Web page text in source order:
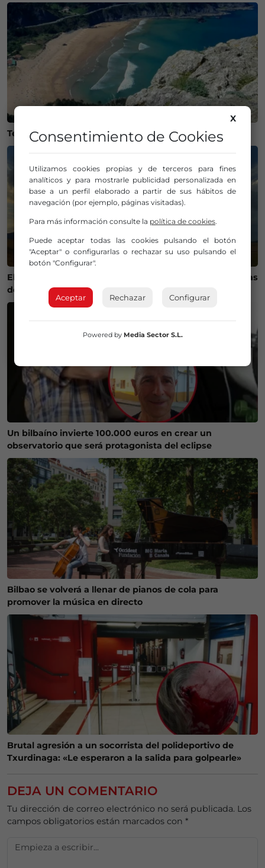
Temperaturas históricas del agua en el Mar Cantábrico
El calor aprieta en Euskadi este fin de semana: máximas
de 35 grados y riesgo de tormentas
Un bilbaíno invierte 100.000 euros en crear un
observatorio que será protagonista del eclipse
Bilbao se volverá a llenar de pianos de cola para
promover la música en directo
Brutal agresión a un socorrista del polideportivo de
Txurdinaga: «Le esperaron a la salida para golpearle»
DEJA UN COMENTARIO
Tu dirección de correo electrónico no será publicada. Los
campos obligatorios están marcados con *
X
Consentimiento de Cookies
Utilizamos cookies propias y de terceros para fines
analíticos y para mostrarle publicidad personalizada en
base a un perfil elaborado a partir de sus hábitos de
navegación (por ejemplo, páginas visitadas).
Para más información consulte la política de cookies.
Puede aceptar todas las cookies pulsando el botón
"Aceptar" o configurarlas o rechazar su uso pulsando el
botón "Configurar".
Aceptar Rechazar Configurar
Powered by Media Sector S.L.